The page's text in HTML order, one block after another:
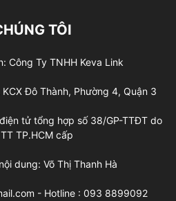
TÔI
Công Ty TNHH Keva Link
Đô Thành, Phường 4, Quận 3
tử tổng hợp số 38/GP-TTĐT do
TP.HCM cấp
dung: Võ Thị Thanh Hà
- Hotline : 093 8899092